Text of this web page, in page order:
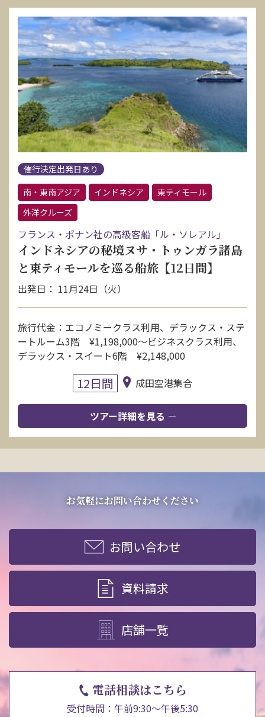
催行決定出発日あり
南・東南アジア
インドネシア
東ティモール
外洋クルーズ
フランス・ポナン社の高級客船「ル・ソレアル」
インドネシアの秘境ヌサ・トゥンガラ諸島
と東ティモールを巡る船旅【12日間】
出発日： 11月24日（火）
旅行代金：エコノミークラス利用、デラックス・ステ
ートルーム3階 ¥1,198,000〜ビジネスクラス利用、
デラックス・スイート6階 ¥2,148,000
12日間 成田空港集合
ツアー詳細を見る
お気軽にお問い合わせください
お問い合わせ
資料請求
店舗一覧
電話相談はこちら
受付時間：午前9:30～午後5:30